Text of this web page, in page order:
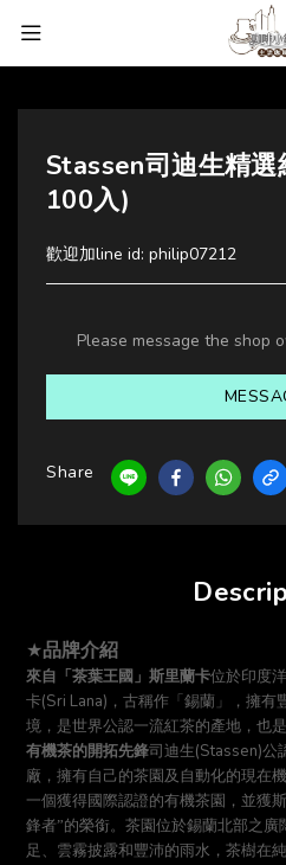
Stassen司迪生精
100入)
歡迎加line id: philip07212
Please message the shop
Share
★品牌介紹
來自「茶葉王國」斯里蘭卡位於印度
卡(Sri Lana) ，古稱作「錫蘭」，擁
境，是世界公認一流紅茶的產地，也
有機茶的開拓先鋒司迪生(Stassen)公
廠，擁有自己的茶園及自動化的現在
一個獲得國際認證的有機茶園，並獲
鋒者”的榮銜。 茶園位於錫蘭北部之廣
足、雲霧披露和豐沛的雨水，茶樹在